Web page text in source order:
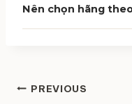
Nên chọn hãng
ĐiềuPREVIOUS